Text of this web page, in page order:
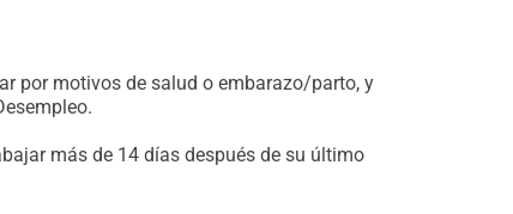
por motivos de salud o embarazo/parto, y
más de 14 días después de su último